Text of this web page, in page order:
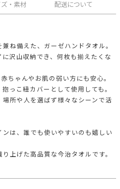
・素材 配送について
ね備えた、ガーゼハンドタオル。
沢山収納でき、何枚も揃えたくな
ちゃんやお肌の弱い方にも安心。
っこ紐カバーとして使用しても。
所や人を選ばず様々なシーンで活
は、誰でも使いやすいのも嬉しい
上げた高品質な今治タオルです。